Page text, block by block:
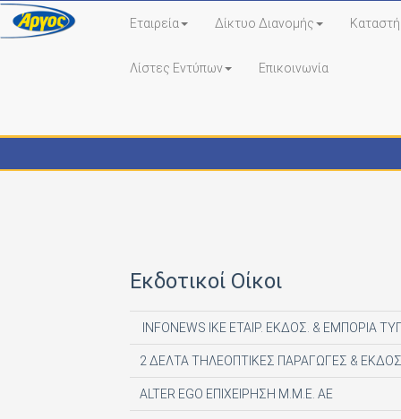
Εταιρεία Δίκτυο Διανομής
Λίστες Εντύπων Επικοινωνία
Εκδοτικοί Οίκοι
INFONEWS ΙΚΕ ΕΤΑΙΡ. ΕΚΔΟΣ. & ΕΜΠΟΡΙΑ
2 ΔΕΛΤΑ ΤΗΛΕΟΠΤΙΚΕΣ ΠΑΡΑΓΩΓΕΣ &
ALTER EGO ΕΠΙΧΕΙΡΗΣΗ Μ.Μ.Ε. ΑΕ